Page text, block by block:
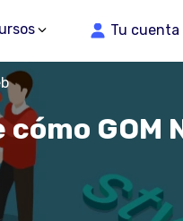
Tu cuenta
GOM